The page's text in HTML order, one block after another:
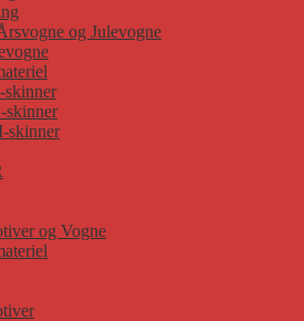
og Julevogne
skinner
skinner
skinner
og Vogne